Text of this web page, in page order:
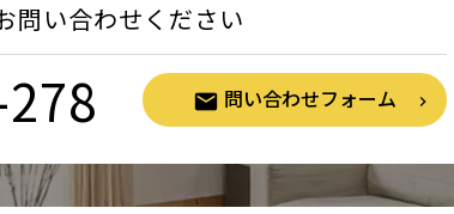
問い合わせください
問い合わせフォーム